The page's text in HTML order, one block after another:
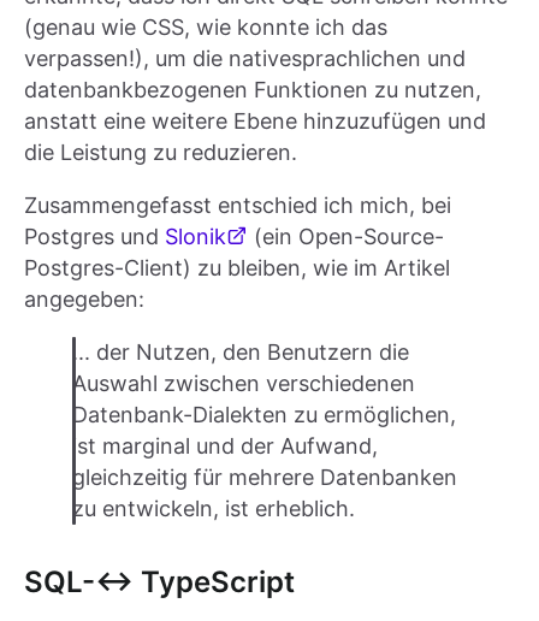
(genau wie CSS, wie konnte ich das
verpassen!), um die nativesprachlichen und
datenbankbezogenen Funktionen zu nutzen,
anstatt eine weitere Ebene hinzuzufügen und
die Leistung zu reduzieren.
Zusammengefasst entschied ich mich, bei
Postgres und Slonik
(ein Open-Source-
Postgres-Client) zu bleiben, wie im Artikel
angegeben:
... der Nutzen, den Benutzern die
Auswahl zwischen verschiedenen
Datenbank-Dialekten zu ermöglichen,
ist marginal und der Aufwand,
gleichzeitig für mehrere Datenbanken
zu entwickeln, ist erheblich.
SQL-<-> TypeScript